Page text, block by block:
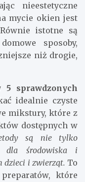
nieestetyczne
mycie okien jest
istotne są
sposoby,
niż drogie,
5 sprawdzonych
idealnie czyste
mikstury, które z
dostępnych w
są nie tylko
dla środowiska i
dzieci i zwierząt. To
które